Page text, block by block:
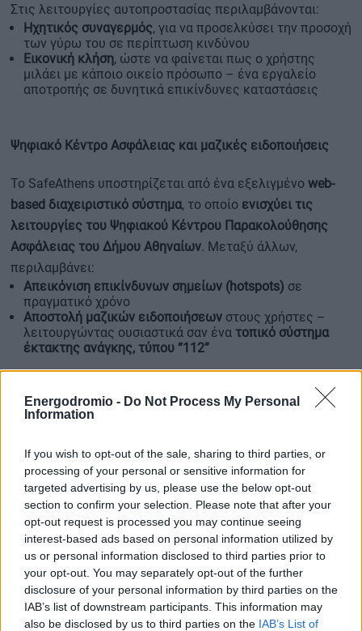
Energodromio - Do Not Process My Personal
Information
If you wish to opt-out of the sale, sharing to third parties, or
processing of your personal or sensitive information for
targeted advertising by us, please use the below opt-out
section to confirm your selection. Please note that after your
opt-out request is processed you may continue seeing
interest-based ads based on personal information utilized by
us or personal information disclosed to third parties prior to
your opt-out. You may separately opt-out of the further
disclosure of your personal information by third parties on the
IAB’s list of downstream participants. This information may
also be disclosed by us to third parties on the IAB’s List of
Στις λειτουργίες αυτοπροστασίας περιλαμβάνονται:
Ηχητικός συναγερμός, για να προσελκύσει την προσοχή
των γύρω του σε περίπτωση κινδύνου
Εικονική κλήση, ώστε να φαίνεται πως ο χρήστης
μιλάει με κάποιο οικείο πρόσωπο – ένα εργαλείο
αποτροπής σε δυνητικά επικίνδυνες καταστάσεις
Ψηφιακό Κέντρο Ασφάλειας και μαζικές ειδοποιήσεις
Το SafeAthens υποστηρίζεται από ένα εξελιγμένο web-
based διαχειριστικό σύστημα, το οποίο ενισχύει τις
λειτουργίες του Ψηφιακού Κέντρου Παρακολούθησης
Ασφάλειας του Δήμου Αθηναίων. Μεταξύ άλλων,
περιλαμβάνει:
Απεικόνιση επικίνδυνων σημείων (hotspots) σε
πραγματικό χρόνο
Αποστολή μαζικών ειδοποιήσεων στους χρήστες –
λειτουργώντας ουσιαστικά σαν ένα τοπικό σύστημα
έκτακτης ανάγκης, τύπου “112”
, σημείωσε ότι η
εφαρμογή εντάσσεται στο πλαίσιο της νέας στρατηγικής
ανέφερε, «το SafeAthens δεν είναι απλώς ένα εργαλείο
ειδοποίησης, αλλά ένα ολοκληρωμένο ψηφιακό σύστημα
ασφάλειας και πρόνοιας, με διεθνή προσανατολισμό.
Στόχος μας είναι να αξιοποιήσουμε τις δυνατότητες της
τεχνολογίας ώστε να βελτιώσουμε την καθημερινότητα
για όλους – κατοίκους, επισκέπτες και ευάλωτες
ομάδες».